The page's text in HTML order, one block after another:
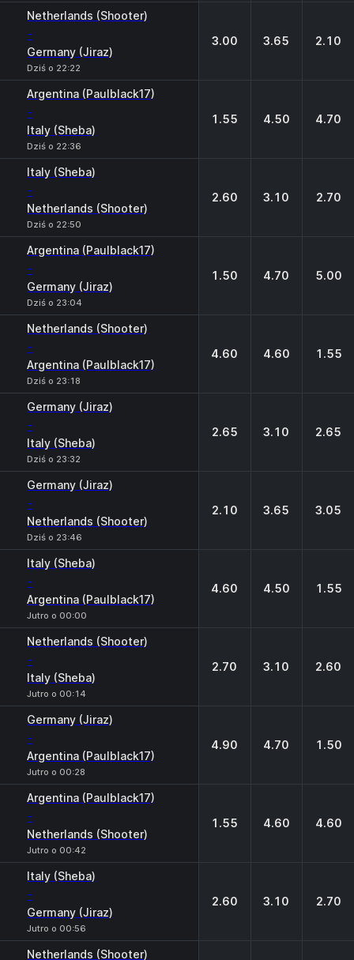
Netherlands (Shooter)
-
Germany (Jiraz)
Dziś o 22:22
3.00 3.65 2.10
Argentina (Paulblack17)
-
Italy (Sheba)
Dziś o 22:36
1.55 4.50 4.70
Italy (Sheba)
-
Netherlands (Shooter)
Dziś o 22:50
2.60 3.10 2.70
Argentina (Paulblack17)
-
Germany (Jiraz)
Dziś o 23:04
1.50 4.70 5.00
Netherlands (Shooter)
-
Argentina (Paulblack17)
Dziś o 23:18
4.60 4.60 1.55
Germany (Jiraz)
-
Italy (Sheba)
Dziś o 23:32
2.65 3.10 2.65
Germany (Jiraz)
-
Netherlands (Shooter)
Dziś o 23:46
2.10 3.65 3.05
Italy (Sheba)
-
Argentina (Paulblack17)
Jutro o 00:00
4.60 4.50 1.55
Netherlands (Shooter)
-
Italy (Sheba)
Jutro o 00:14
2.70 3.10 2.60
Germany (Jiraz)
-
Argentina (Paulblack17)
Jutro o 00:28
4.90 4.70 1.50
Argentina (Paulblack17)
-
Netherlands (Shooter)
Jutro o 00:42
1.55 4.60 4.60
Italy (Sheba)
-
Germany (Jiraz)
Jutro o 00:56
2.60 3.10 2.70
Netherlands (Shooter)